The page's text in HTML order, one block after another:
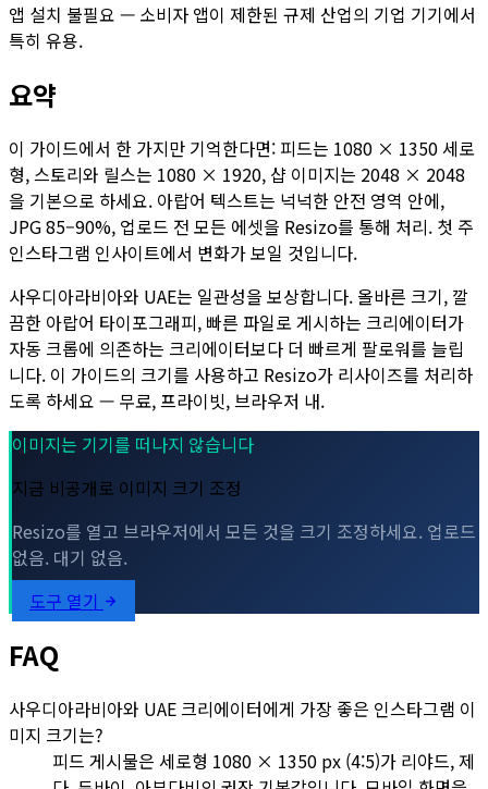
앱 설치 불필요 — 소비자 앱이 제한된 규제 산업의 기업 기기에서
특히 유용.
요약
이 가이드에서 한 가지만 기억한다면: 피드는 1080 × 1350 세로
형, 스토리와 릴스는 1080 × 1920, 샵 이미지는 2048 × 2048
을 기본으로 하세요. 아랍어 텍스트는 넉넉한 안전 영역 안에,
JPG 85–90%, 업로드 전 모든 에셋을 Resizo를 통해 처리. 첫 주
인스타그램 인사이트에서 변화가 보일 것입니다.
사우디아라비아와 UAE는 일관성을 보상합니다. 올바른 크기, 깔
끔한 아랍어 타이포그래피, 빠른 파일로 게시하는 크리에이터가
자동 크롭에 의존하는 크리에이터보다 더 빠르게 팔로워를 늘립
니다. 이 가이드의 크기를 사용하고 Resizo가 리사이즈를 처리하
도록 하세요 — 무료, 프라이빗, 브라우저 내.
이미지는 기기를 떠나지 않습니다
지금 비공개로 이미지 크기 조정
Resizo를 열고 브라우저에서 모든 것을 크기 조정하세요. 업로드
없음. 대기 없음.
도구 열기
FAQ
사우디아라비아와 UAE 크리에이터에게 가장 좋은 인스타그램 이
미지 크기는?
피드 게시물은 세로형 1080 × 1350 px (4:5)가 리야드, 제